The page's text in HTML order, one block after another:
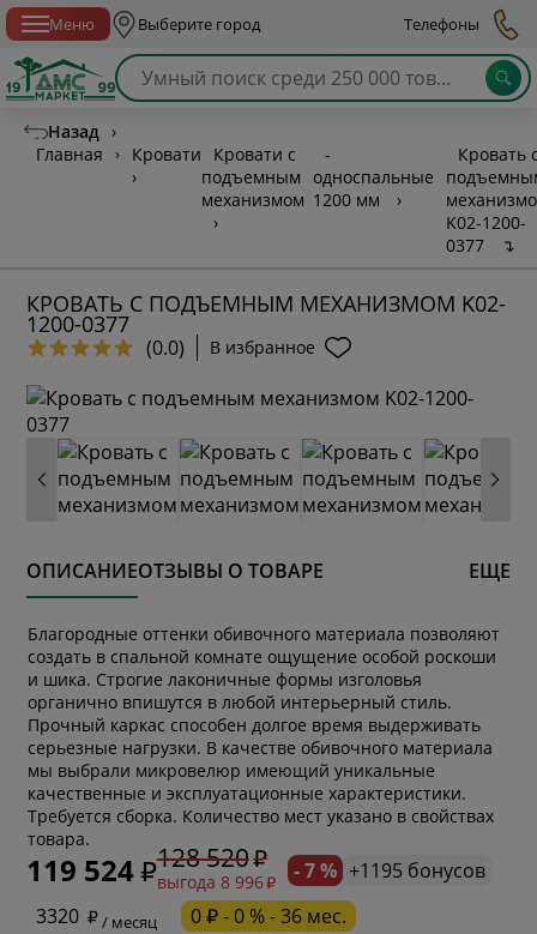
Меню Выберите город Телефоны
Назад ›
Главная
›
Кровати
›
Кровати с
подъемным
механизмом
›
-
односпальные
1200 мм
›
Кровать
K02-1200-
0377
↴
КРОВАТЬ С ПОДЪЕМНЫМ МЕХАНИЗМОМ K02-
1200-0377
(0.0) В избранное
ОПИСАНИЕОТЗЫВЫ О ТОВАРЕ ЕЩЕ
Благородные оттенки обивочного материала позволяют
создать в спальной комнате ощущение особой роскоши
и шика. Строгие лаконичные формы изголовья
органично впишутся в любой интерьерный стиль.
Прочный каркас способен долгое время выдерживать
серьезные нагрузки. В качестве обивочного материала
мы выбрали микровелюр имеющий уникальные
качественные и эксплуатационные характеристики.
Требуется сборка. Количество мест указано в свойствах
товара.
119 524 128 520
выгода 8 996 - 7 % +1195 бонусов
3320
/ месяц 0 ₽ - 0 % - 36 мес.
* обязательное поле
* необязательное поле